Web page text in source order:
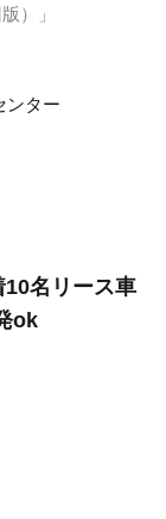
）」
ンター
名リース車
ok